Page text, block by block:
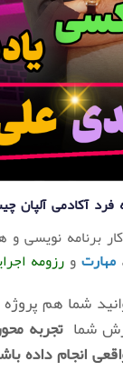
آکادمی آلپان
برنامه
، مهارتورزومه
شما هم
شما تجربه
انجام داده